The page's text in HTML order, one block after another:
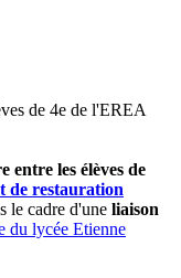
de 4e de l'EREA
entre les élèves de
de restauration
le cadre d'une liaison
du lycée Etienne